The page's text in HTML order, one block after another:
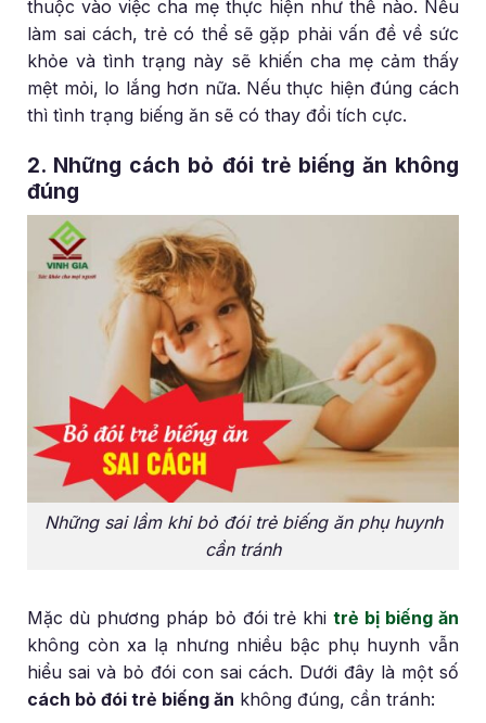
thuộc vào việc cha mẹ thực hiện như thế nào. Nếu
làm sai cách, trẻ có thể sẽ gặp phải vấn đề về sức
khỏe và tình trạng này sẽ khiến cha mẹ cảm thấy
mệt mỏi, lo lắng hơn nữa. Nếu thực hiện đúng cách
thì tình trạng biếng ăn sẽ có thay đổi tích cực.
2. Những cách bỏ đói trẻ biếng ăn không
đúng
Những sai lầm khi bỏ đói trẻ biếng ăn phụ huynh
cần tránh
Mặc dù phương pháp bỏ đói trẻ khitrẻ bị biếng ăn
không còn xa lạ nhưng nhiều bậc phụ huynh vẫn
hiểu sai và bỏ đói con sai cách. Dưới đây là một số
cách bỏ đói trẻ biếng ăn không đúng, cần tránh: